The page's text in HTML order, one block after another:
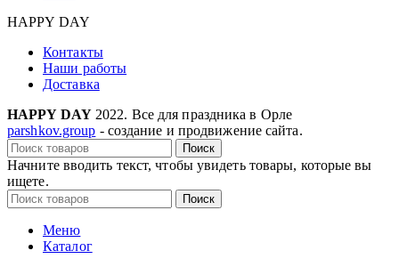
HAPPY DAY
Контакты
Наши работы
Доставка
HAPPY DAY 2022. Все для праздника в Орле
parshkov.group - создание и продвижение сайта.
Поиск
Начните вводить текст, чтобы увидеть товары, которые вы
ищете.
Поиск
Меню
Каталог